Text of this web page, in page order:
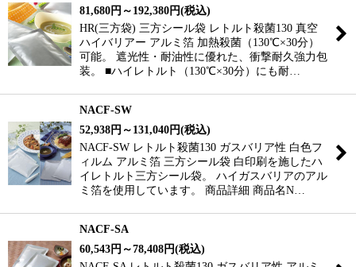
81,680円 ～192,380円(税込)
HR(三方袋) 三方シール袋 レトルト殺菌130 真空
ハイバリアー アルミ箔 加熱殺菌（130℃×30分）
可能。 遮光性・耐油性に優れた、衝撃耐久強力包
装。 ■ハイレトルト（130℃×30分）にも耐…
NACF-SW
52,938円 ～131,040円(税込)
NACF-SW レトルト殺菌130 ガスバリア性 白色フ
ィルム アルミ箔 三方シール袋 白印刷を施したハ
イレトルト三方シール袋。 ハイガスバリアのアル
ミ箔を使用しています。 商品詳細 商品名N…
NACF-SA
60,543円 ～78,408円(税込)